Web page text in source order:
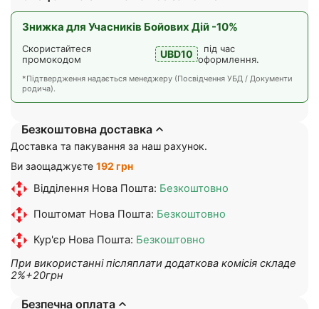
Знижка для Учасників Бойових Дій -10%
Скористайтеся
промокодом
UBD10
під час
оформлення.
*Підтвердження надається менеджеру (Посвідчення УБД / Документи
родича).
Безкоштовна доставка
Доставка та пакування за наш рахунок.
Ви заощаджуєте 192 грн
Відділення Нова Пошта: Безкоштовно
Поштомат Нова Пошта: Безкоштовно
Кур'єр Нова Пошта: Безкоштовно
При використанні післяплати додаткова комісія складе
2%+20грн
Безпечна оплата